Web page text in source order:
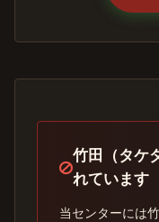
竹田（タケ
れています
当センターには